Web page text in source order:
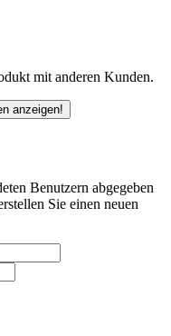
mit anderen Kunden.
anzeigen!
Benutzern abgegeben
Sie einen neuen